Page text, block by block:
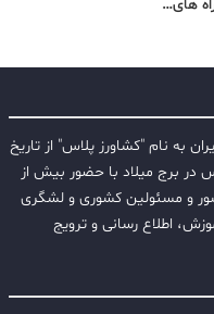
های…
به نام "کشاورز پلاس" از تاریخ
با روز مهندس در برج میلاد با حضور بیش از
کشور و مسئولین کشوری و لشگری
اطلاع رسانی و ترویج